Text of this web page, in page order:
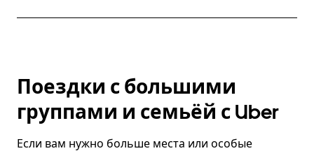
Поездки с большими
группами и семьёй с Uber
Если вам нужно больше места или особые